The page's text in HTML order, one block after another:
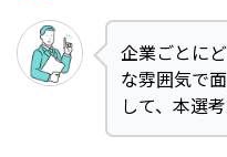
企業ごとに
な雰囲気で
して、本選